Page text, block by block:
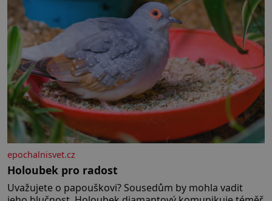
epochalnisvet.cz
Holoubek pro radost
Uvažujete o papouškovi? Sousedům by mohla vadit